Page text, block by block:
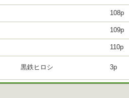
108p
109p
110p
黒鉄ヒロシ 3p